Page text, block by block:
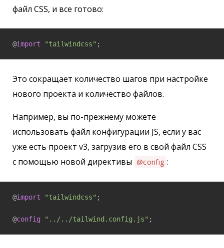
файл CSS, и все готово:
@import "tailwindcss" ;
Это сокращает количество шагов при настройке
нового проекта и количество файлов.
Например, вы по-прежнему можете
использовать файл конфигурации JS, если у вас
уже есть проект v3, загрузив его в свой файл CSS
с помощью новой директивы @config :
@import "tailwindcss" ;
@config "../../tailwind.config.js" ;